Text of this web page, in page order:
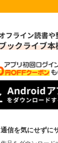
通信を気にせずに